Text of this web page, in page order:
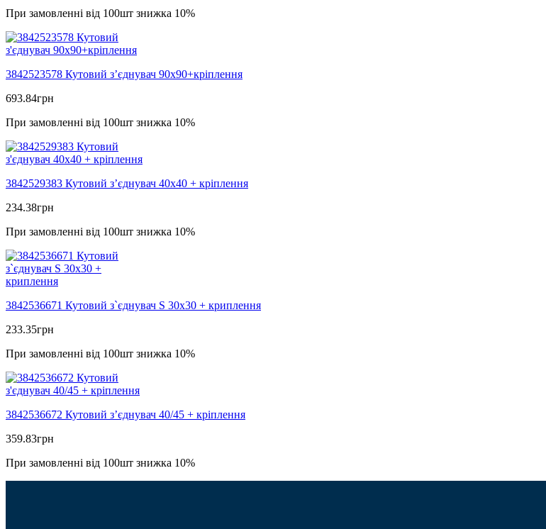
При замовленні від 100шт знижка 10%
3842523578 Кутовий з’єднувач 90х90+кріплення
693.84грн
При замовленні від 100шт знижка 10%
3842529383 Кутовий з’єднувач 40х40 + кріплення
234.38грн
При замовленні від 100шт знижка 10%
3842536671 Кутовий з`єднувач S 30х30 + криплення
233.35грн
При замовленні від 100шт знижка 10%
3842536672 Кутовий з’єднувач 40/45 + кріплення
359.83грн
При замовленні від 100шт знижка 10%